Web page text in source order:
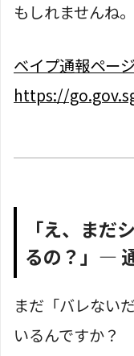
もしれませんね。
ベイプ通報ペー
https://
「え、まだ
るの？」—
まだ「バレない
いるんですか？